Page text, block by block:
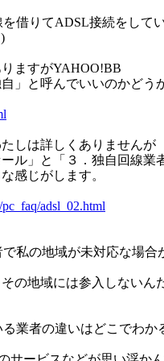
借りてADSL接続をして
ますがYAHOO!BB
」と呼んでいいのかどう
しは詳しくありませんが
ル」と「３．独自回線業
感じがします。
adsl_02.html
私の地域が未対応な場合
の地域には参入しないん
業者の違いはどこでわか